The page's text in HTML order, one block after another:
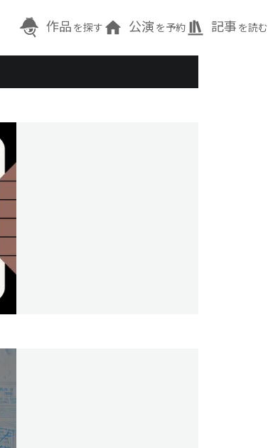
作品 を探す 公演 を予約 記事 を読む